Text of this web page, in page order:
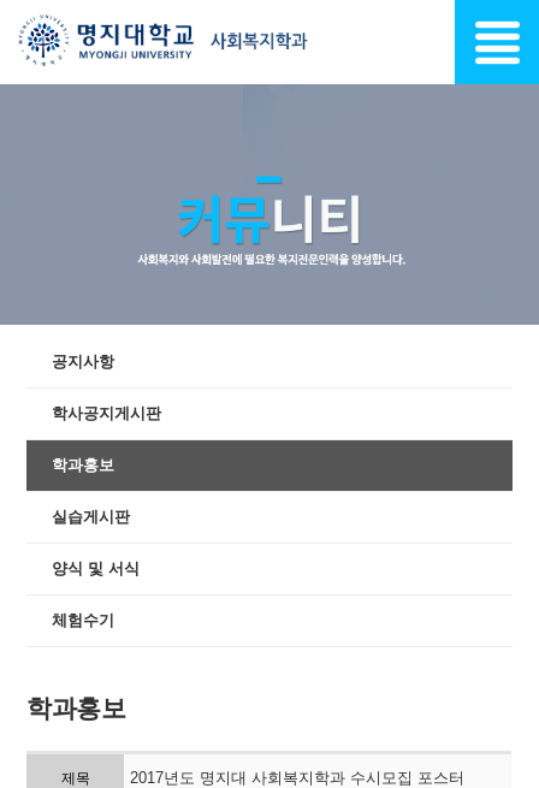
공지사항
학사공지게시판
학과홍보
실습게시판
양식 및 서식
체험수기
학과홍보
제목 2017년도 명지대 사회복지학과 수시모집 포스터